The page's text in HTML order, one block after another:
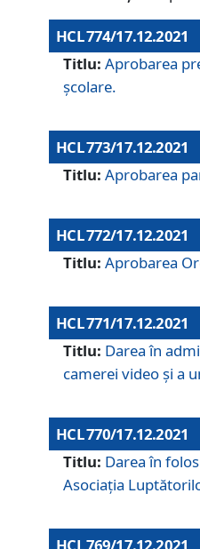
HCL 774/17.12.2021
Titlu: Aprobarea
școlare.
HCL 773/17.12.2021
Titlu: Aprobarea
HCL 772/17.12.2021
Titlu: Aprobarea
HCL 771/17.12.2021
Titlu: Darea în
camerei video și a
HCL 770/17.12.2021
Titlu: Darea în
Asociaţia